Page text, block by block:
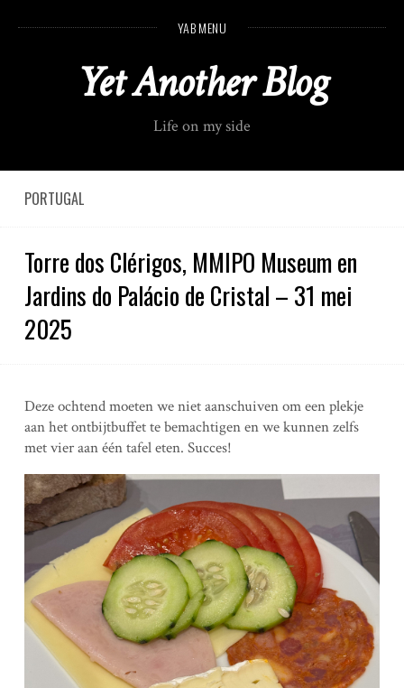
n
YAB MENU
Yet Another Blog
Life on my side
PORTUGAL
Torre dos Clérigos, MMIPO Museum en
Jardins do Palácio de Cristal – 31 mei
2025
Deze ochtend moeten we niet aanschuiven om een plekje
aan het ontbijtbuffet te bemachtigen en we kunnen zelfs
met vier aan één tafel eten. Succes!